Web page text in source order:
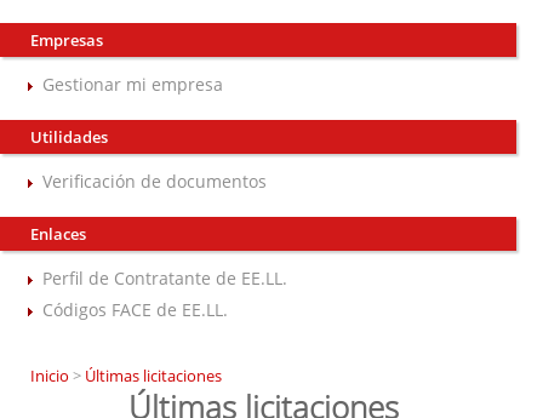
Empresas
Gestionar mi empresa
Utilidades
Verificación de documentos
Enlaces
Perfil de Contratante de EE.LL.
Códigos FACE de EE.LL.
Inicio > Últimas licitaciones
Últimas licitaciones